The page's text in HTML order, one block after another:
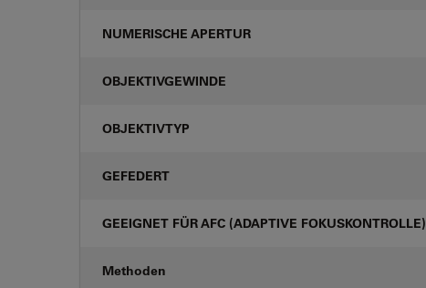
NUMERISCHE APERTUR
OBJEKTIVGEWINDE
OBJEKTIVTYP
GEFEDERT
GEEIGNET FÜR AFC (ADAPTIVE FOKUSKONTROLLE)
Methoden